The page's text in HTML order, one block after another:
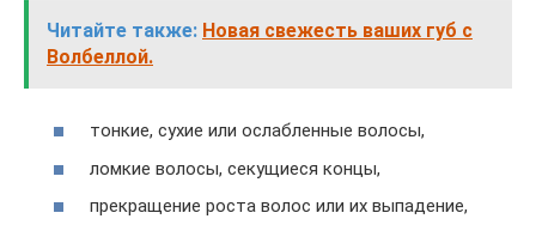
Читайте также: Новая свежесть ваших губ с
Волбеллой.
тонкие, сухие или ослабленные волосы,
ломкие волосы, секущиеся концы,
прекращение роста волос или их выпадение,